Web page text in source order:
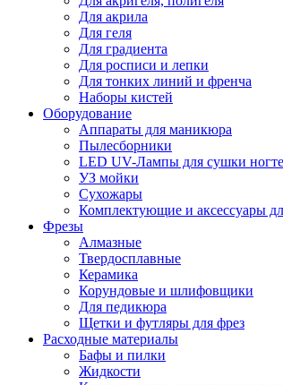
Для акрила
Для геля
Для градиента
Для росписи и лепки
Для тонких линий и френча
Наборы кистей
Оборудование
Аппараты для маникюра
Пылесборники
LED UV-Лампы для сушки
УЗ мойки
Сухожары
Комплектующие и аксессуары
Фрезы
Алмазные
Твердосплавные
Керамика
Корундовые и шлифовщики
Для педикюра
Щетки и футляры для фрез
Расходные материалы
Бафы и пилки
Жидкости